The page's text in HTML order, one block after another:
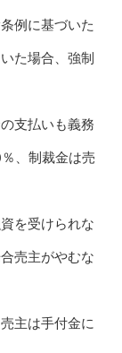
例に基づいた
た場合、強制
支払いも義務
、制裁金は売
を受けられな
売主がやむな
主は手付金に